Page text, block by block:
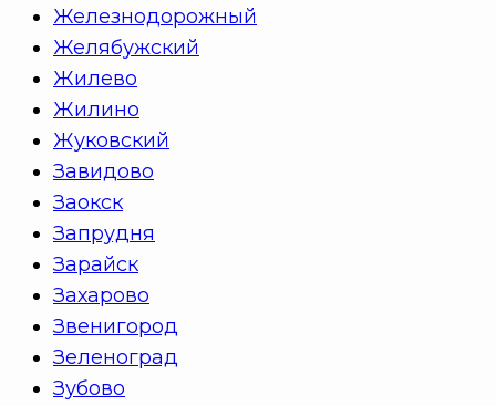
Железнодорожный
Желябужский
Жилево
Жилино
Жуковский
Завидово
Заокск
Запрудня
Зарайск
Захарово
Звенигород
Зеленоград
Зубово